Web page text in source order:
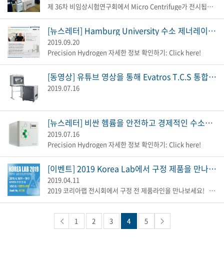
제 36차 비임상시험연구회에서 Micro Centrifuge가 전시됩니다. &n...
[뉴스레터] Hamburg University 수소 제너레이터 사용자 인터뷰
2019.09.20
Precision Hydrogen 자세한 정보 확인하기: Click here!
[동영상] 유튜브 영상을 통해 Evatros T.C.S 통합 시료 농축기를 확인해보세요!
2019.07.16
[뉴스레터] 비싼 헴륨을 안전하고 경제적인 수소제너레이터로 전환해 보세요!
2019.07.16
Precision Hydrogen 자세한 정보 확인하기: Click here!
[이벤트] 2019 Korea Lab에서 구정 제품을 만나보세요!
2019.04.11
2019 코리아랩 전시회에서 구정 전 제품라인을 만나보세요! &nb...
1 2 3 4 5